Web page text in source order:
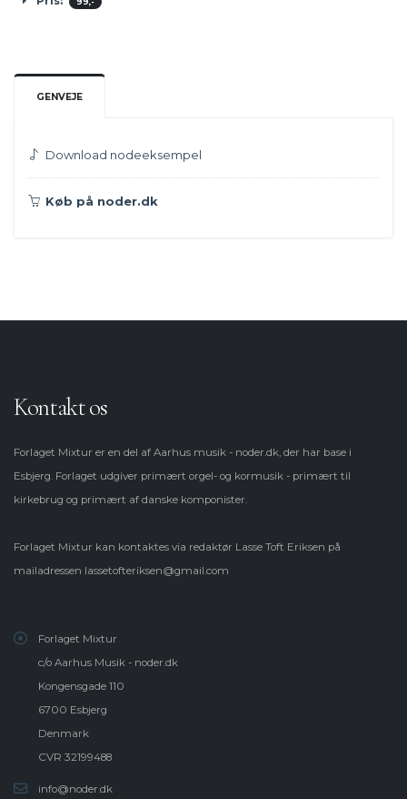
GENVEJE
Download nodeeksempel
Køb på noder.dk
Kontakt os
Forlaget Mixtur er en del af Aarhus musik - noder.dk, der har base i
Esbjerg. Forlaget udgiver primært orgel- og kormusik - primært til
kirkebrug og primært af danske komponister.
Forlaget Mixtur kan kontaktes via redaktør Lasse Toft Eriksen på
mailadressen lassetofteriksen@gmail.com
Forlaget Mixtur
c/o Aarhus Musik - noder.dk
Kongensgade 110
6700 Esbjerg
Denmark
CVR 32199488
info@noder.dk